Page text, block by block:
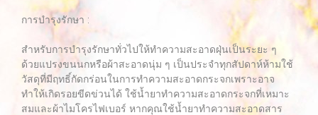
การบำรุงรักษา :
สำหรับการบำรุงรักษาทั่วไปให้ทำความสะอาดฝุ่นเป็นระยะ ๆ
ด้วยแปรงขนนกหรือผ้าสะอาดนุ่ม ๆ เป็นประจำทุกสัปดาห์ห้ามใช้
วัสดุที่มีฤทธิ์กัดกร่อนในการทำความสะอาดกระจกเพราะอาจ
ทำให้เกิดรอยขีดข่วนได้ ใช้น้ำยาทำความสะอาดกระจกที่เหมาะ
สมและผ้าไมโครไฟเบอร์ หากคุณใช้น้ำยาทำความสะอาดสาร